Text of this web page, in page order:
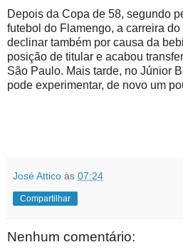
Depois da Copa de 58, segundo
futebol do Flamengo, a carreira
declinar também por causa da
posição de titular e acabou
São Paulo. Mais tarde, no Júnior
pode experimentar, de novo um
José Attico às 07:24
Compartilhar
Nenhum comentário: